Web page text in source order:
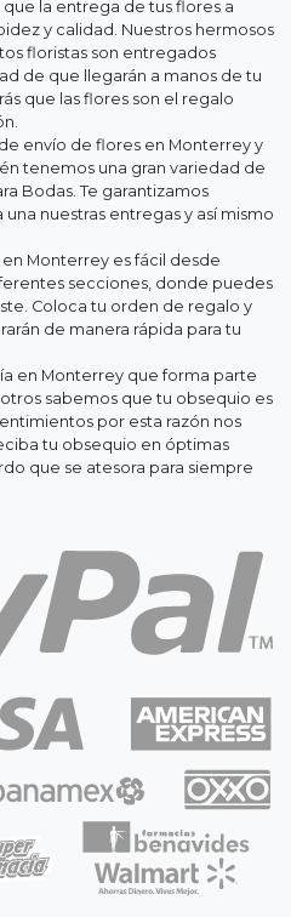
la entrega de tus flores a
y calidad. Nuestros hermosos
floristas son entregados
de que llegarán a manos de tu
que las flores son el regalo
envío de flores en Monterrey y
tenemos una gran variedad de
Bodas. Te garantizamos
nuestras entregas y así mismo
Monterrey es fácil desde
secciones, donde puedes
Coloca tu orden de regalo y
de manera rápida para tu
en Monterrey que forma parte
sabemos que tu obsequio es
por esta razón nos
tu obsequio en óptimas
que se atesora para siempre